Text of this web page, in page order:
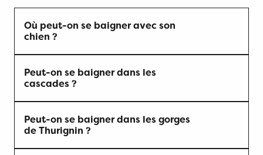
Aquaparc
Rafting / hydroglisse
Les piscines en Bugey Sud
Où peut-on se baigner avec son
chien ?
Peut-on se baigner dans les
cascades ?
Peut-on se baigner dans les gorges
de Thurignin ?